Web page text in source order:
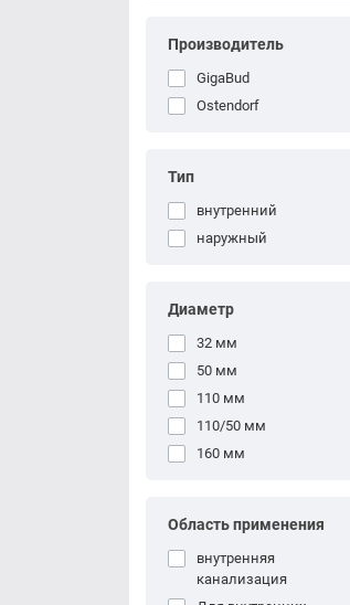
Производитель
GigaBud
Ostendorf
Тип
внутренний
наружный
Диаметр
32 мм
50 мм
110 мм
110/50 мм
160 мм
Область применения
внутренняя
канализация